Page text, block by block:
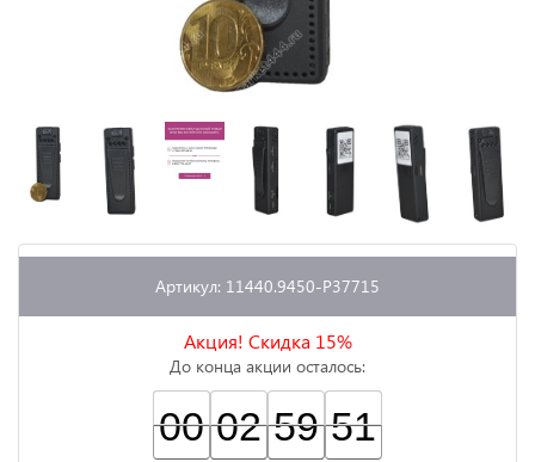
Артикул: 11440.9450-P37715
Акция! Скидка 15%
До конца акции осталось:
00
00
00 02
02
00 59
59
00 50
50
51